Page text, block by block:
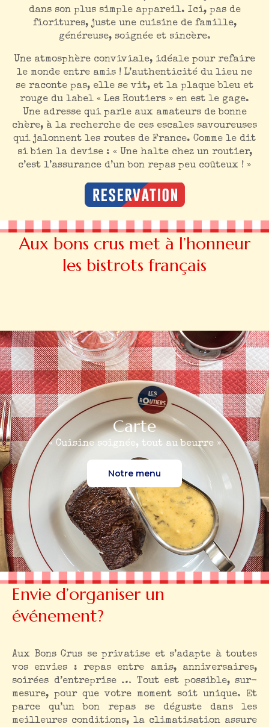
dans son plus simple appareil. Ici, pas de
fioritures, juste une cuisine de famille,
généreuse, soignée et sincère.
Une atmosphère conviviale, idéale pour refaire
le monde entre amis ! L’authenticité du lieu ne
se raconte pas, elle se vit, et la plaque bleu et
rouge du label « Les Routiers » en est le gage.
Une adresse qui parle aux amateurs de bonne
chère, à la recherche de ces escales savoureuses
qui jalonnent les routes de France. Comme le dit
si bien la devise : « Une halte chez un routier,
c’est l’assurance d’un bon repas peu coûteux ! »
Aux bons crus met à l’honneur
les bistrots français
Carte
« Cuisine soignée, tout au beurre »
Notre menu
Envie d’organiser un
événement?
Aux Bons Crus se privatise et s’adapte à toutes
vos envies : repas entre amis, anniversaires,
soirées d’entreprise … Tout est possible, sur-
mesure, pour que votre moment soit unique. Et
parce qu’un bon repas se déguste dans les
meilleures conditions, la climatisation assure